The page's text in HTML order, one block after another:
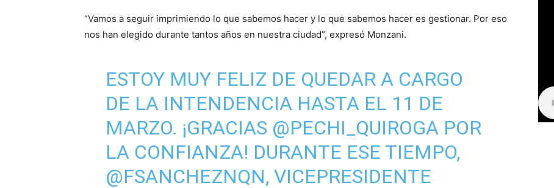
“Vamos a seguir imprimiendo lo que sabemos hacer y lo que sabemos hacer es gestionar. Por eso
nos han elegido durante tantos años en nuestra ciudad”, expresó Monzani.
ESTOY MUY FELIZ DE QUEDAR A CARGO
DE LA INTENDENCIA HASTA EL 11 DE
MARZO. ¡GRACIAS @PECHI_QUIROGAPOR
LA CONFIANZA! DURANTE ESE TIEMPO,
@FSANCHEZNQN, VICEPRESIDENTE